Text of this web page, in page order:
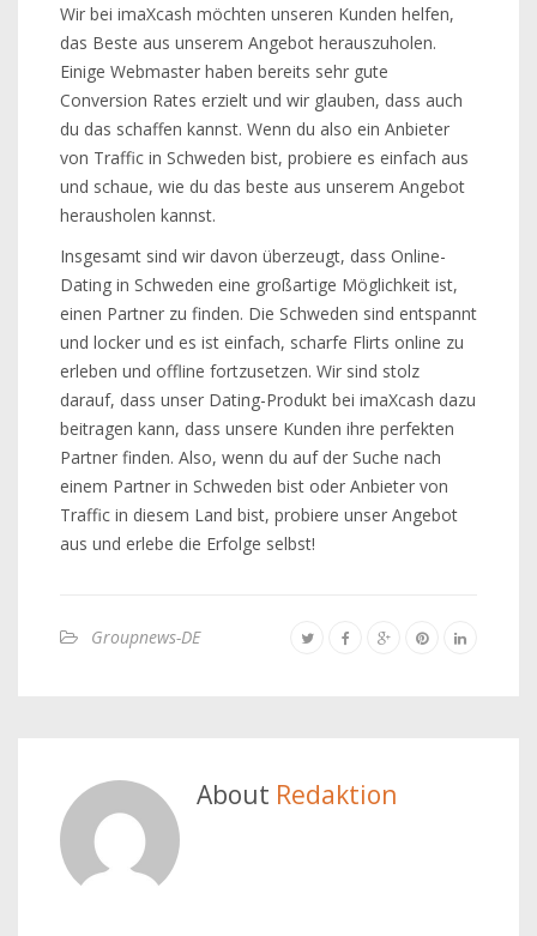
Wir bei imaXcash möchten unseren Kunden helfen,
das Beste aus unserem Angebot herauszuholen.
Einige Webmaster haben bereits sehr gute
Conversion Rates erzielt und wir glauben, dass auch
du das schaffen kannst. Wenn du also ein Anbieter
von Traffic in Schweden bist, probiere es einfach aus
und schaue, wie du das beste aus unserem Angebot
herausholen kannst.
Insgesamt sind wir davon überzeugt, dass Online-
Dating in Schweden eine großartige Möglichkeit ist,
einen Partner zu finden. Die Schweden sind entspannt
und locker und es ist einfach, scharfe Flirts online zu
erleben und offline fortzusetzen. Wir sind stolz
darauf, dass unser Dating-Produkt bei imaXcash dazu
beitragen kann, dass unsere Kunden ihre perfekten
Partner finden. Also, wenn du auf der Suche nach
einem Partner in Schweden bist oder Anbieter von
Traffic in diesem Land bist, probiere unser Angebot
aus und erlebe die Erfolge selbst!
Groupnews-DE
About Redaktion